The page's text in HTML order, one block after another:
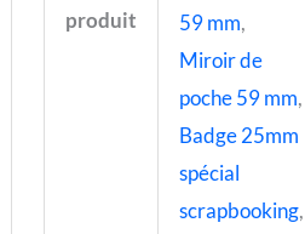
produit
59 mm,
Miroir de
poche 59 mm,
Badge 25mm
spécial
scrapbooking,